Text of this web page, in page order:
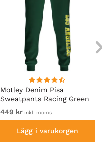
Motley Denim Pisa
Sweatpants Racing Green
449 kr inkl. moms
Lägg i varukorgen